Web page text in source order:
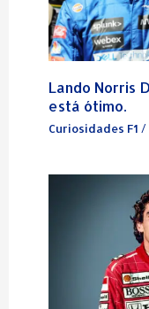
Lando Norris
está ótimo.
Curiosidades F1 /